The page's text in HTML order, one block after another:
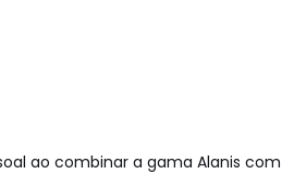
ao combinar a gama Alanis